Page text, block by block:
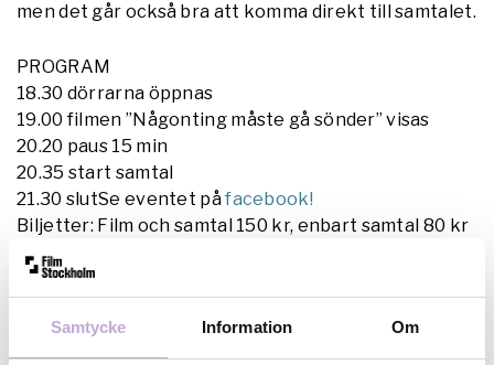
Samtycke Information Om
men det går också bra att komma direkt till samtalet.
PROGRAM
18.30 dörrarna öppnas
19.00 filmen ”Någonting måste gå sönder” visas
20.20 paus 15 min
20.35 start samtal
21.30 slutSe eventet påfacebook!
Biljetter: Film och samtal 150 kr, enbart samtal 80 kr
Finns att köpa på Bio Rio
(Obs! Ingen biljettförsäljning på Barbro, endast
-21.30Regi och manus: Ester Martin BergsmarkI
rollerna ses bland andra: Saga Becker, Iggy